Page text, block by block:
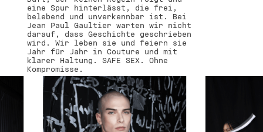
eine Spur hinterlässt, die frei,
belebend und unverkennbar ist. Bei
Jean Paul Gaultier warten wir nicht
darauf, dass Geschichte geschrieben
wird. Wir leben sie und feiern sie
Jahr für Jahr in Couture und mit
klarer Haltung. SAFE SEX. Ohne
Kompromisse.